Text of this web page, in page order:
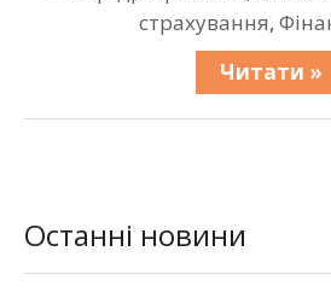
страхування,
Читати »
Останні новини